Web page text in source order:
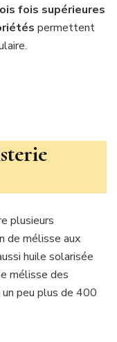
fois supérieures
permettent
plusieurs
de mélisse aux
huile solarisée
mélisse des
peu plus de 400